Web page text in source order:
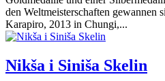
den Weltmeisterschaften gewannen
Karapiro, 2013 in Chungi,...
Nikša i Siniša Skelin